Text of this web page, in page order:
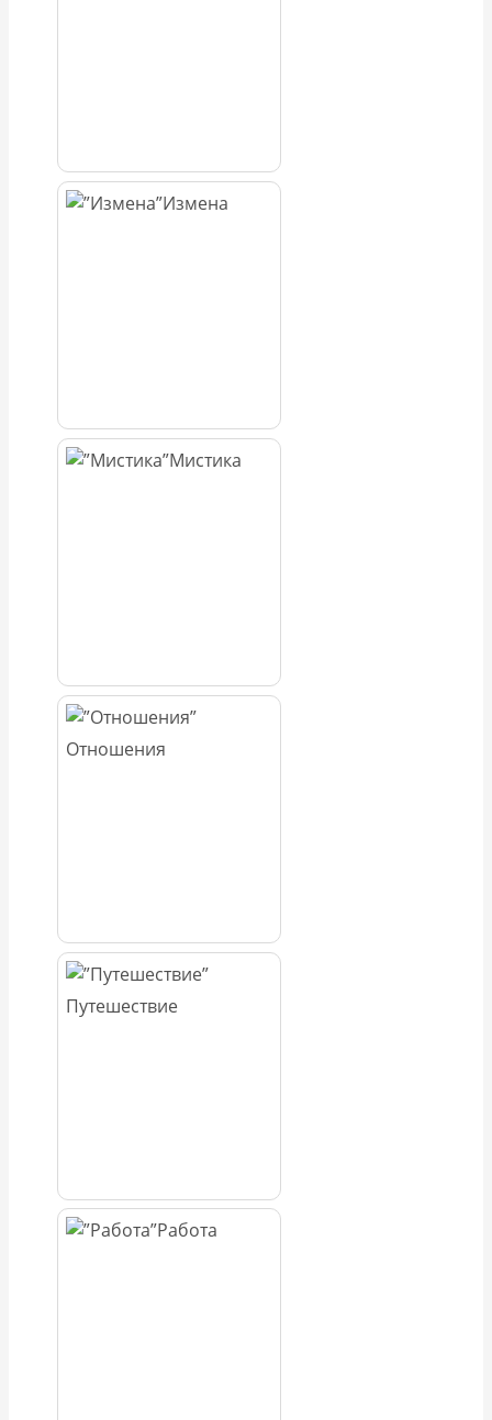
Измена
Мистика
Отношения
Путешествие
Работа